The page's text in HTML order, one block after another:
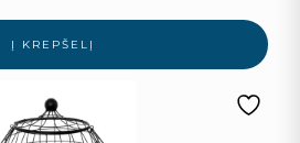
Į KREPŠELĮ